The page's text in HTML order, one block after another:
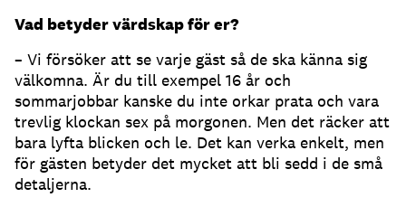
Vad betyder värdskap för er?
– Vi försöker att se varje gäst så de ska känna sig
välkomna. Är du till exempel 16 år och
sommarjobbar kanske du inte orkar prata och vara
trevlig klockan sex på morgonen. Men det räcker att
bara lyfta blicken och le. Det kan verka enkelt, men
för gästen betyder det mycket att bli sedd i de små
detaljerna.